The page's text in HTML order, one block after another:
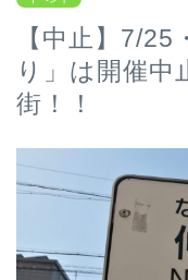
【中止】7/
り」は開催中
街！！